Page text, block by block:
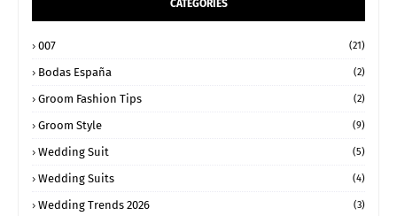
CATEGORIES
007 (21)
Bodas España (2)
Groom Fashion Tips (2)
Groom Style (9)
Wedding Suit (5)
Wedding Suits (4)
Wedding Trends 2026 (3)